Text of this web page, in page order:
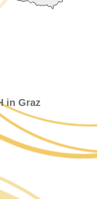
in Graz